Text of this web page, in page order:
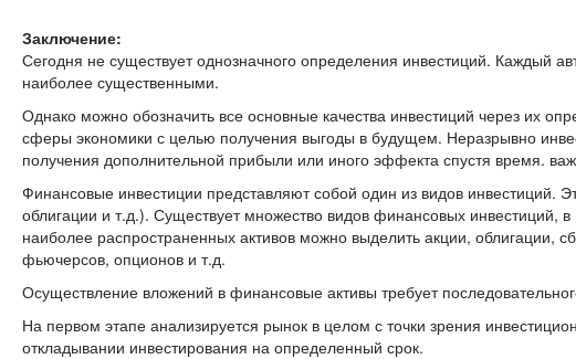
Заключение:
Сегодня не существует однозначного определения инвестиций. Каждый
наиболее существенными.
Однако можно обозначить все основные качества инвестиций через их
сферы экономики с целью получения выгоды в будущем. Неразрывно
получения дополнительной прибыли или иного эффекта спустя время.
Финансовые инвестиции представляют собой один из видов инвестиций.
облигации и т.д.). Существует множество видов финансовых инвестиций,
наиболее распространенных активов можно выделить акции, облигации,
фьючерсов, опционов и т.д.
Осуществление вложений в финансовые активы требует
На первом этапе анализируется рынок в целом с точки зрения
откладывании инвестирования на определенный срок.